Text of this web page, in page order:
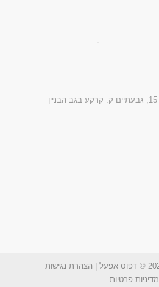
הצהרת נגישות
מדיניות פרטיות